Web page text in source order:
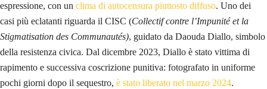
espressione, con un clima di autocensura piuttosto diffuso. Uno dei
casi più eclatanti riguarda il CISC (Collectif contre l’Impunité et la
Stigmatisation des Communautés), guidato da Daouda Diallo, simbolo
della resistenza civica. Dal dicembre 2023, Diallo è stato vittima di
rapimento e successiva coscrizione punitiva: fotografato in uniforme
pochi giorni dopo il sequestro, è stato liberato nel marzo 2024.